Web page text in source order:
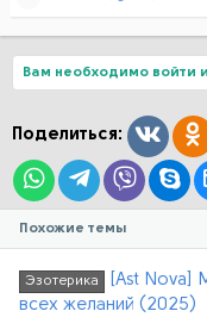
ц
и
:
Вам необходимо войти
Поделиться:
WhatsAppTelegram
Viber
Похожие темы
Эзотерика
[Ast Nova]
всех желаний (2025)